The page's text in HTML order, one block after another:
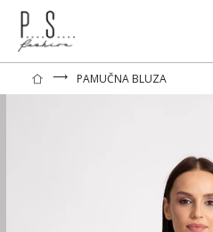
⟶ PAMUČNA BLUZA